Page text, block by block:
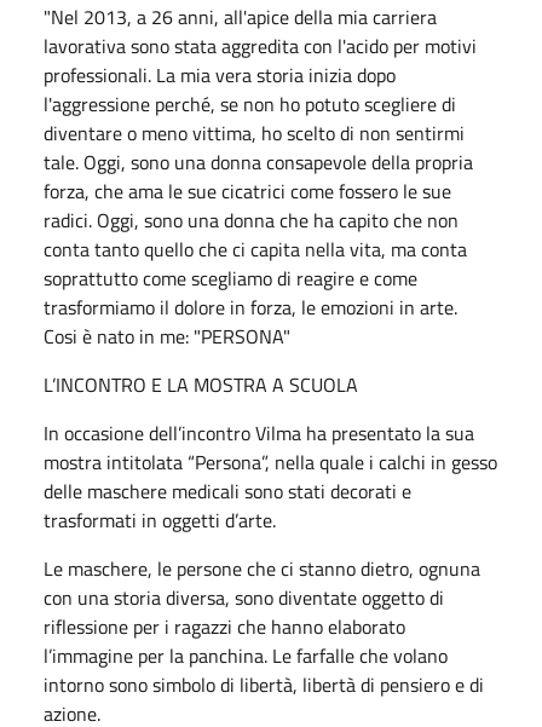
"Nel 2013, a 26 anni, all'apice della mia carriera
lavorativa sono stata aggredita con l'acido per motivi
professionali. La mia vera storia inizia dopo
l'aggressione perché, se non ho potuto scegliere di
diventare o meno vittima, ho scelto di non sentirmi
tale. Oggi, sono una donna consapevole della propria
forza, che ama le sue cicatrici come fossero le sue
radici. Oggi, sono una donna che ha capito che non
conta tanto quello che ci capita nella vita, ma conta
soprattutto come scegliamo di reagire e come
trasformiamo il dolore in forza, le emozioni in arte.
Cosi è nato in me: "PERSONA"
L’INCONTRO E LA MOSTRA A SCUOLA
In occasione dell’incontro Vilma ha presentato la sua
mostra intitolata “Persona”, nella quale i calchi in gesso
delle maschere medicali sono stati decorati e
trasformati in oggetti d’arte.
Le maschere, le persone che ci stanno dietro, ognuna
con una storia diversa, sono diventate oggetto di
riflessione per i ragazzi che hanno elaborato
l’immagine per la panchina. Le farfalle che volano
intorno sono simbolo di libertà, libertà di pensiero e di
azione.